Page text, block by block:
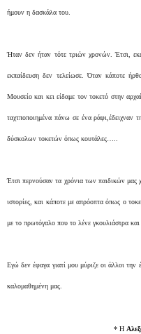
ήμουν η δασκάλα του.
Ήταν δεν ήταν τότε τριών χρονών. Έτσι,
εκπαίδευση δεν τελείωσε. Όταν κάποτε
Μουσείο και κει είδαμε τον τοκετό στην
ταχτποποιημένα πάνω σε ένα
δύσκολων τοκετών όπως κουτάλες…..
Έτσι περνούσαν τα χρόνια των παιδικών
ιστορίες, και κάποτε με απρόοπτα όπως ο
με το πρωτόγαλο που το λένε γκουλιάστρα και
Εγώ δεν έφαγα γιατί μου μύριζε οι άλλοι
καλομαθημένη μας.
* H